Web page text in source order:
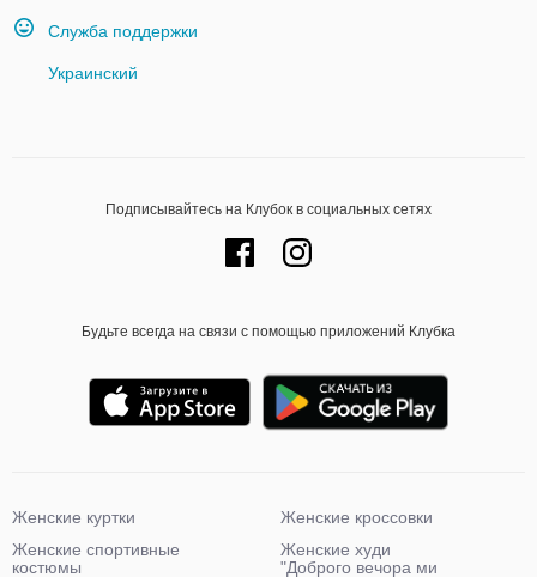
Служба поддержки
Украинский
Подписывайтесь на Клубок в социальных сетях
Будьте всегда на связи с помощью приложений Клубка
Женские куртки
Женские спортивные
костюмы
Женские кроссовки
Женские худи
"Доброго вечора ми